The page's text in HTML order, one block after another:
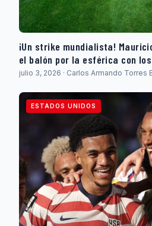
¡Un strike mundialista!
el balón por la esférica con
julio 3, 2026 · Carlos Armando Torres
ESTADOS UNIDOS